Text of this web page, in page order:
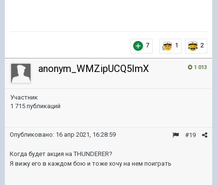
7 1 2
1 013
anonym_WMZipUCQ5ImX
Участник
1 715 публикаций
#19
Опубликовано: 16 апр 2021, 16:28:59
Когда будет акция на THUNDERER?
Я вижу его в каждом бою и тоже хочу на нем поиграть